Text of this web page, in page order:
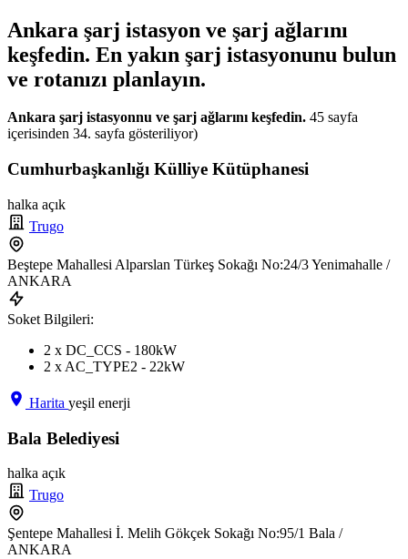
Ankara şarj istasyon ve şarj ağlarını
keşfedin. En yakın şarj istasyonunu bulun
ve rotanızı planlayın.
Ankara şarj istasyonnu ve şarj ağlarını keşfedin. 45 sayfa
içerisinden 34. sayfa gösteriliyor)
Cumhurbaşkanlığı Külliye Kütüphanesi
halka açık
Trugo
Beştepe Mahallesi Alparslan Türkeş Sokağı No:24/3 Yenimahalle /
ANKARA
Soket Bilgileri:
2 x DC_CCS - 180kW
2 x AC_TYPE2 - 22kW
Harita yeşil enerji
Bala Belediyesi
halka açık
Trugo
Şentepe Mahallesi İ. Melih Gökçek Sokağı No:95/1 Bala /
ANKARA